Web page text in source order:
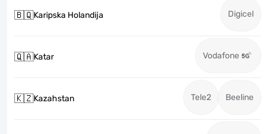
🇧🇶Karipska Holandija Digicel
🇶🇦Katar Vodafone
🇰🇿Kazahstan Tele2 Beeline